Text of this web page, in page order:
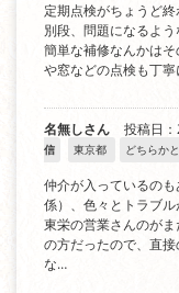
定期点検がちょうど終
別段、問題になるよう
簡単な補修なんかは
や窓などの点検も丁寧
名無しさん 投稿日
信
東京都 どちらか
仲介が入っているの
係）、色々とトラブル
東栄の営業さんのが
の方だったので、直
な…